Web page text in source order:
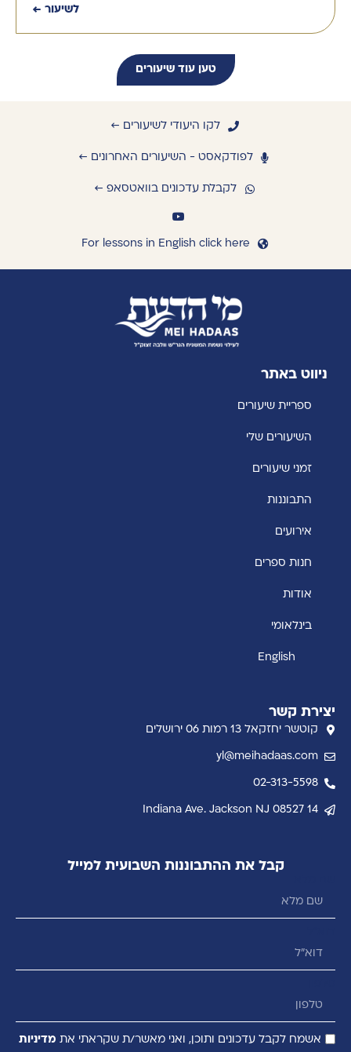
לשיעור ←
טען עוד שיעורים
לקו היעודי לשיעורים ←
לפודקאסט - השיעורים האחרונים ←
לקבלת עדכונים בוואטסאפ ←
For lessons in English click here
ניווט באתר
ספריית שיעורים
השיעורים שלי
זמני שיעורים
התבוננות
אירועים
חנות ספרים
אודות
בינלאומי
English
יצירת קשר
קוטשר יחזקאל 13 רמות 06 ירושלים
yl@meihadaas.com
02-313-5598
14 Indiana Ave. Jackson NJ 08527
קבל את ההתבוננות השבועית למייל
אשמח לקבל עדכונים ותוכן, ואני מאשר/ת שקראתי את מדיניות